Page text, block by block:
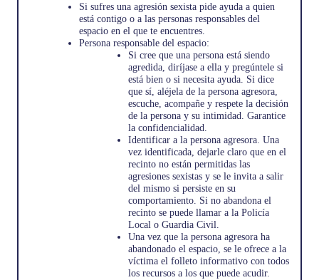
Si sufres una agresión sexista pide ayuda a quien
está contigo o a las personas responsables del
espacio en el que te encuentres.
Persona responsable del espacio:
Si cree que una persona está siendo
agredida, diríjase a ella y pregúntele si
está bien o si necesita ayuda. Si dice
que sí, aléjela de la persona agresora,
escuche, acompañe y respete la decisión
de la persona y su intimidad. Garantice
la confidencialidad.
Identificar a la persona agresora. Una
vez identificada, dejarle claro que en el
recinto no están permitidas las
agresiones sexistas y se le invita a salir
del mismo si persiste en su
comportamiento. Si no abandona el
recinto se puede llamar a la Policía
Local o Guardia Civil.
Una vez que la persona agresora ha
abandonado el espacio, se le ofrece a la
víctima el folleto informativo con todos
los recursos a los que puede acudir.